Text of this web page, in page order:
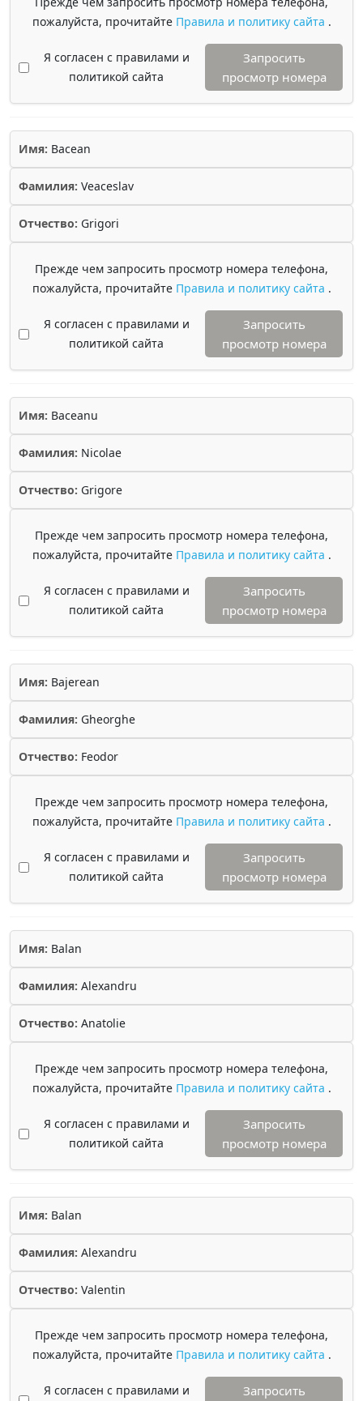
пожалуйста, прочитайте Правила и политику сайта .
Я согласен с правилами и
политикой сайта
Запросить
просмотр номера
Имя: Bacean
Фамилия: Veaceslav
Отчество: Grigori
Прежде чем запросить просмотр номера телефона,
пожалуйста, прочитайте Правила и политику сайта .
Я согласен с правилами и
политикой сайта
Запросить
просмотр номера
Имя: Baceanu
Фамилия: Nicolae
Отчество: Grigore
Прежде чем запросить просмотр номера телефона,
пожалуйста, прочитайте Правила и политику сайта .
Я согласен с правилами и
политикой сайта
Запросить
просмотр номера
Имя: Bajerean
Фамилия: Gheorghe
Отчество: Feodor
Прежде чем запросить просмотр номера телефона,
пожалуйста, прочитайте Правила и политику сайта .
Я согласен с правилами и
политикой сайта
Запросить
просмотр номера
Имя: Balan
Фамилия: Alexandru
Отчество: Anatolie
Прежде чем запросить просмотр номера телефона,
пожалуйста, прочитайте Правила и политику сайта .
Я согласен с правилами и
политикой сайта
Запросить
просмотр номера
Имя: Balan
Фамилия: Alexandru
Отчество: Valentin
Прежде чем запросить просмотр номера телефона,
пожалуйста, прочитайте Правила и политику сайта .
Я согласен с правилами и
Запросить